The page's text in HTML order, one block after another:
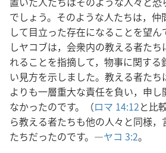
でしょう。そのような人たちは，仲
して目立った存在になることを望
しヤコブは，会衆内の教える者た
れることを指摘して，物事に関する
い見方を示しました。教える者た
よりも一層重大な責任を負い，申
なかったのです。（ロマ 14:12と比
ら教える者たちも他の人々と同様
たちだったのです。―ヤコ 3:2。